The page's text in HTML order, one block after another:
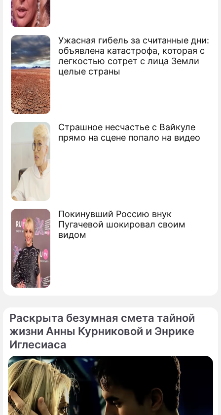
Ужасная гибель за считанные дни:
объявлена катастрофа, которая с
легкостью сотрет с лица Земли
целые страны
Страшное несчастье с Вайкуле
прямо на сцене попало на видео
Покинувший Россию внук
Пугачевой шокировал своим
видом
В Москву вернется 30-градусная жара
Москву ожидает тропическая жара
Раскрыта безумная смета тайной
жизни Анны Курниковой и Энрике
Иглесиаса